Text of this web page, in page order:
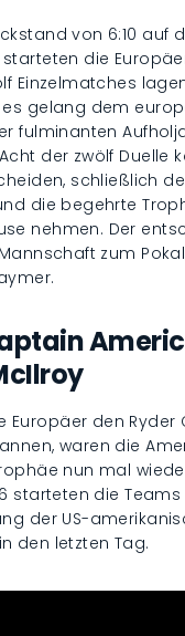
von 6:10 auf
starteten die
Einzelmatches
es gelang dem
fulminanten
der zwölf Duelle
schließlich
die begehrte
nehmen. Der
zum
Europäer den Ryder
waren die
nun mal
starteten die
der US-
den letzten Tag.